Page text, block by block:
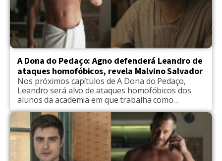
A Dona do Pedaço: Agno defenderá Leandro de
ataques homofóbicos, revela Malvino Salvador
Nos próximos capítulos de A Dona do Pedaço,
Leandro será alvo de ataques homofóbicos dos
alunos da academia em que trabalha como
faxineiro. Seu namorado, Agno, papel de Malvino
Salvador, ficará sabendo e dará a maior lição de
moral nos frequentadores do local. Ao
Observatório G, o global revelou detalhes das
cenas e de como […]